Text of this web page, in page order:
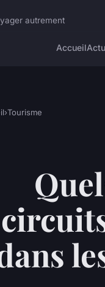
autrement
AccueilActu
›Tourisme